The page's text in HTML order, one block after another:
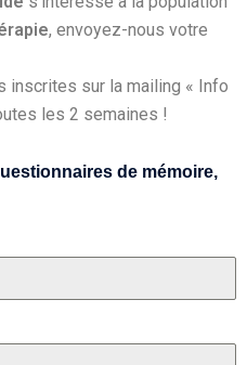
, envoyez-nous votre
inscrites sur la mailing « Info
les 2 semaines !
de mémoire,